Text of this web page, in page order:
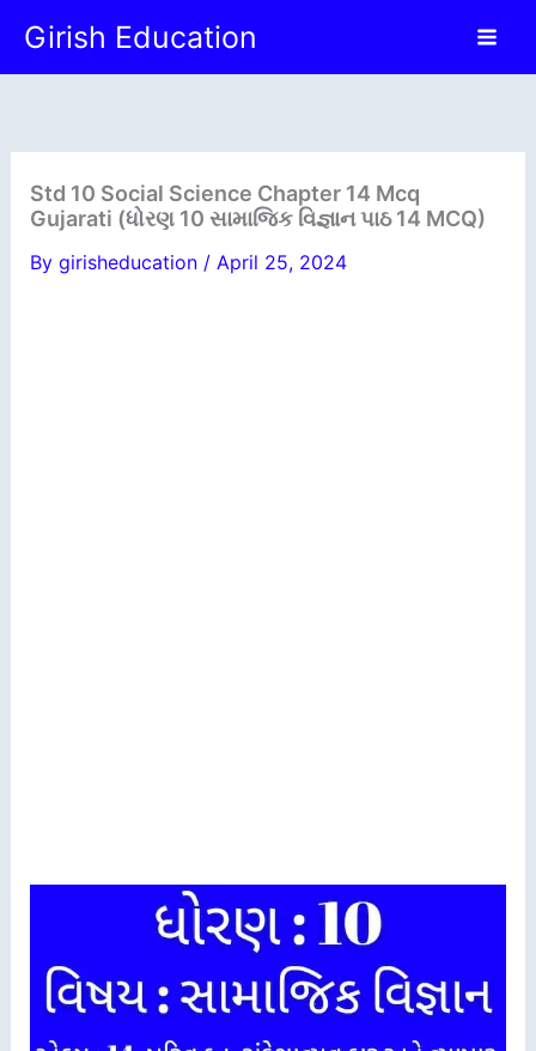
content
Girish Education
Std 10 Social Science Chapter 14 Mcq
Gujarati (ધોરણ 10 સામાજિક વિજ્ઞાન પાઠ 14 MCQ)
By girisheducation / April 25, 2024